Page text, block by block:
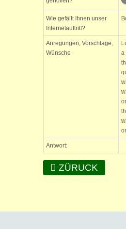
Wie gefällt Ihnen unser
Internetauftritt?
Anregungen, Vorschläge,
Wünsche
a
Antwort:
ZÜRUCK